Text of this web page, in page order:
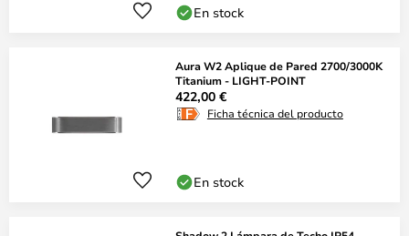
En stock
Aura W2 Aplique de Pared 2700/3000K
Titanium - LIGHT-POINT
422,00 €
Ficha técnica del producto
En stock